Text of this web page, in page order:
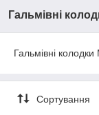
Гальмівні
Гальмівні
Сортування